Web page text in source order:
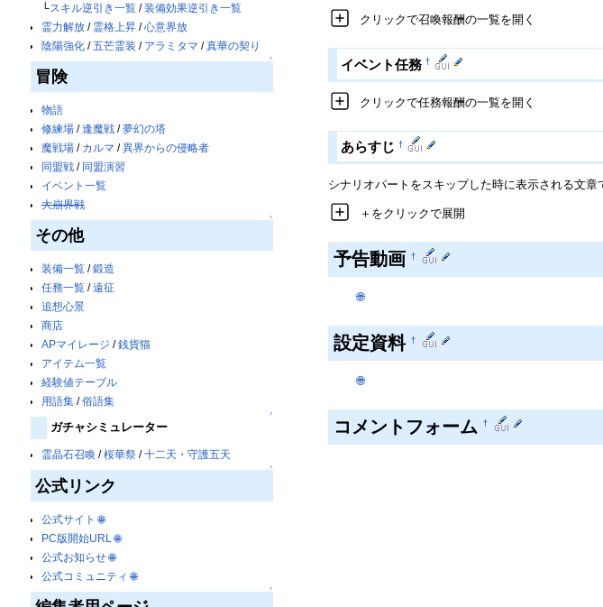
└スキル逆引き一覧/装備効果逆引き一覧
霊力解放/ 霊格上昇/心意界放
陰陽強化 /五芒霊装 / アラミタマ / 真華の契り
↑
冒険
物語
修練場/逢魔戦/夢幻の塔
魔戦場/ カルマ /異界からの侵略者
同盟戦/ 同盟演習
イベント一覧
大崩界戦
↑
その他
装備一覧/鍛造
任務一覧/遠征
追想心景
商店
APマイレージ /銭貨猫
アイテム一覧
経験値テーブル
用語集/俗語集
↑
ガチャシミュレーター
霊晶石召喚 /桜華祭/十二天・守護五天
↑
公式リンク
公式サイト 🌐
PC版開始URL 🌐
公式お知らせ🌐
公式コミュニティ 🌐
↑
クリックで召喚報酬の一覧を開く
イベント任務†
クリックで任務報酬の一覧を開く
あらすじ†
シナリオパートをスキップした時に表示される文章
＋をクリックで展開
予告動画 †
🌐
設定資料 †
🌐
コメントフォーム †